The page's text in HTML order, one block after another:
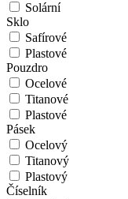
Solární
Sklo
Safírové
Plastové
Pouzdro
Ocelové
Titanové
Plastové
Pásek
Ocelový
Titanový
Plastový
Číselník